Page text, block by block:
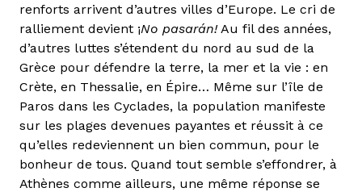
renforts arrivent d’autres villes d’Europe. Le cri de
ralliement devient ¡No pasarán!Au fil des années,
d’autres luttes s’étendent du nord au sud de la
Grèce pour défendre la terre, la mer et la vie : en
Crète, en Thessalie, en Épire… Même sur l’île de
Paros dans les Cyclades, la population manifeste
sur les plages devenues payantes et réussit à ce
qu’elles redeviennent un bien commun, pour le
bonheur de tous. Quand tout semble s’effondrer, à
Athènes comme ailleurs, une même réponse se